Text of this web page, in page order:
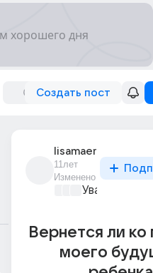
Создать пост
lisamaer
11лет
Изменено
Уважаемый
Вернется ли
моего